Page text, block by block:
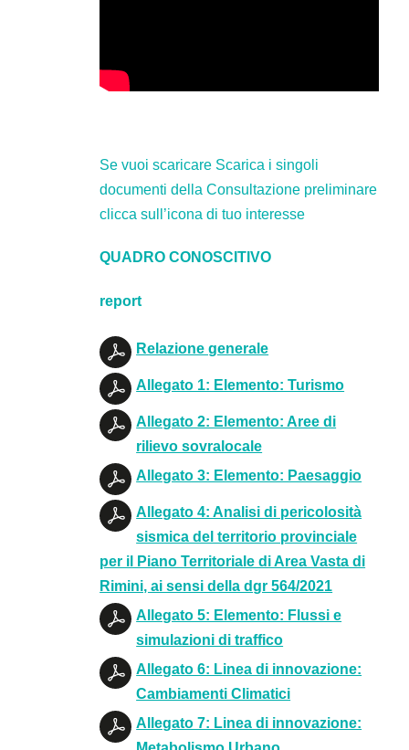
Se vuoi scaricare Scarica i singoli
documenti della Consultazione preliminare
clicca sull’icona di tuo interesse
QUADRO CONOSCITIVO
report
Relazione generale
Allegato 1: Elemento: Turismo
Allegato 2: Elemento: Aree di
rilievo sovralocale
Allegato 3: Elemento: Paesaggio
Allegato 4: Analisi di pericolosità
sismica del territorio provinciale
per il Piano Territoriale di Area Vasta di
Rimini, ai sensi della dgr 564/2021
Allegato 5: Elemento: Flussi e
simulazioni di traffico
Allegato 6: Linea di innovazione:
Cambiamenti Climatici
Allegato 7: Linea di innovazione: